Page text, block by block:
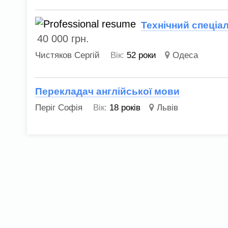
Технічний
40 000 грн.
Чистяков Сергій Вік: 52 роки Одеса
Перекладач англійської мови
Періг Софія Вік: 18 років Львів